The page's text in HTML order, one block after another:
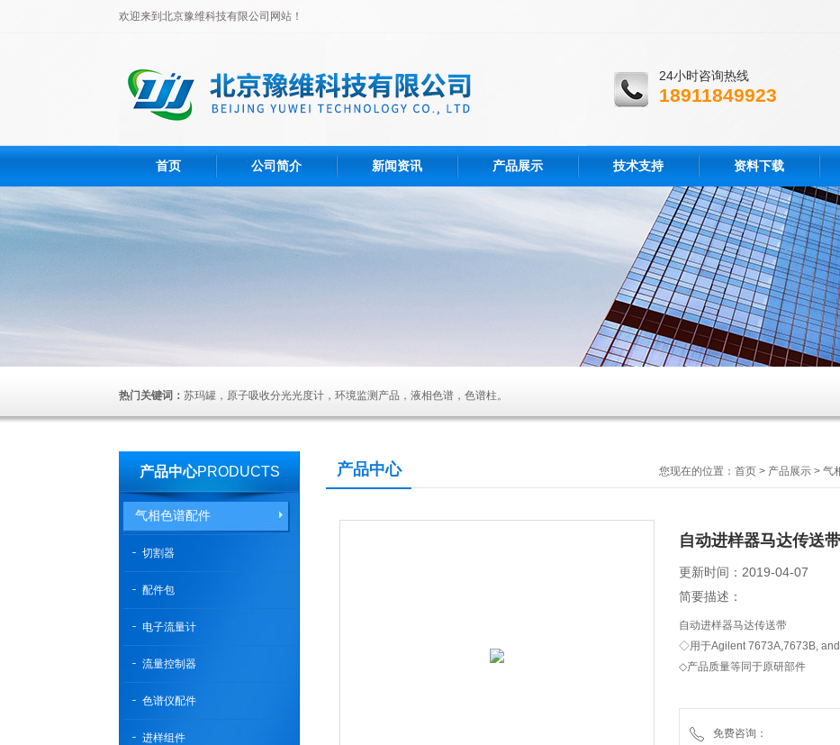
欢迎来到北京豫维科技有限公司网站！
24小时咨询热线
18911849923
首页 公司简介 新闻资讯 产品展示 技术支持 资料下载
热门关键词： 苏玛罐，原子吸收分光光度计，环境监测产品，液相色谱，色谱柱。
产品中心PRODUCTS
气相色谱配件
切割器
配件包
电子流量计
流量控制器
色谱仪配件
进样组件
产品中心 您现在的位置： 首页 > 产品展示 > 气
自动进样器马达传送带
更新时间：2019-04-07
简要描述：
自动进样器马达传送带
◇用于Agilent 7673A,7673B,
◇产品质量等同于原研部件
免费咨询：